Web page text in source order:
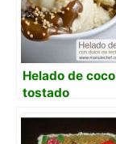
Helado de coco
tostado